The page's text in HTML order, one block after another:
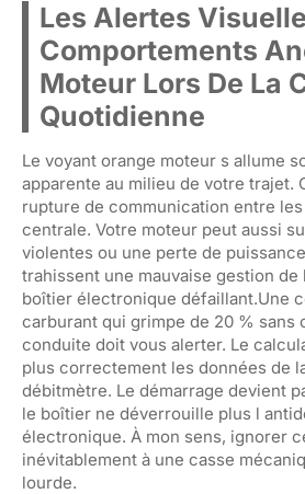
Les Alertes
Comportements
Moteur Lors De La
Quotidienne
Le voyant orange moteur s allume
apparente au milieu de votre trajet.
rupture de communication entre
centrale. Votre moteur peut aussi
violentes ou une perte de
trahissent une mauvaise gestion
boîtier électronique défaillant.Une
carburant qui grimpe de 20 % sans
conduite doit vous alerter. Le
plus correctement les données de
débitmètre. Le démarrage devient
le boîtier ne déverrouille plus l
électronique. À mon sens, ignorer
inévitablement à une casse
lourde.